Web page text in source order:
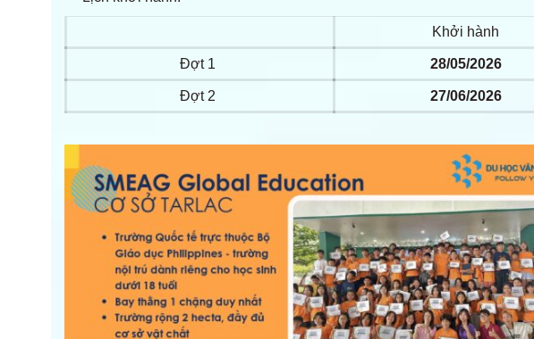
Khởi hành
Đợt 1 28/05/2026
Đợt 2 27/06/2026